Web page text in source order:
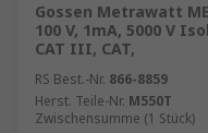
Gossen Metrawatt
100 V, 1mA, 5000 V
CAT III, CAT,
RS Best.-Nr. 866-8859
Herst. Teile-Nr. M550T
Zwischensumme (1 Stück)